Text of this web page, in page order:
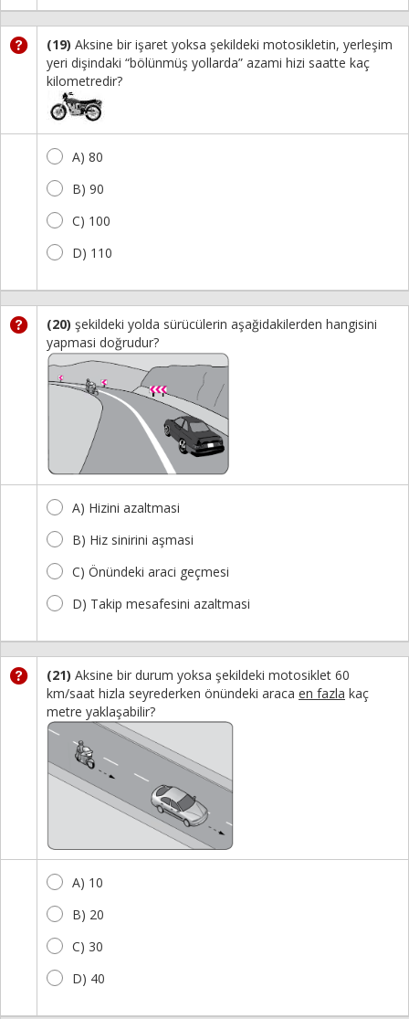
(19) Aksine bir işaret yoksa şekildeki motosikletin, yerleşim
yeri dişindaki “bölünmüş yollarda” azami hizi saatte kaç
kilometredir?
A) 80
B) 90
C) 100
D) 110
(20) şekildeki yolda sürücülerin aşağidakilerden hangisini
yapmasi doğrudur?
A) Hizini azaltmasi
B) Hiz sinirini aşmasi
C) Önündeki araci geçmesi
D) Takip mesafesini azaltmasi
(21) Aksine bir durum yoksa şekildeki motosiklet 60
km/saat hizla seyrederken önündeki araca en fazla kaç
metre yaklaşabilir?
A) 10
B) 20
C) 30
D) 40